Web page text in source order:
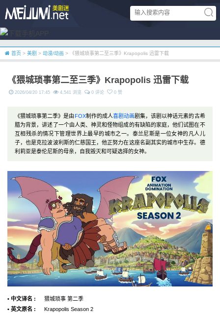
首页 > 美剧 > 动漫/动画 > 《猥城琐事第二至三季》Krapopolis 迅雷下载
《猥城琐事第二至三季》Krapopolis 迅雷下载
2026/04/20 17:45 4,541 浏览 0 评论 0 赞
《猥城琐事第二季》是由 FOX制作的成人喜剧动画剧集，该剧以神话元素的古希
腊为背景，讲述了一个由人类、神灵和怪物组成的有缺陷的家庭，他们试图在不
互相残杀的情况下管理世界上最早的城市之一。泰兰尼斯是一位女神的凡人儿
子，也是克拉波波利斯的仁慈国王，他正努力在这座名副其实的城市中生存。德
利莉亚是泰伦尼斯的母亲，自我毁灭和可疑选择的女神。
• 中文译名 :
猥城琐事 第二季
• 英文原名 :
Krapopolis Season 2